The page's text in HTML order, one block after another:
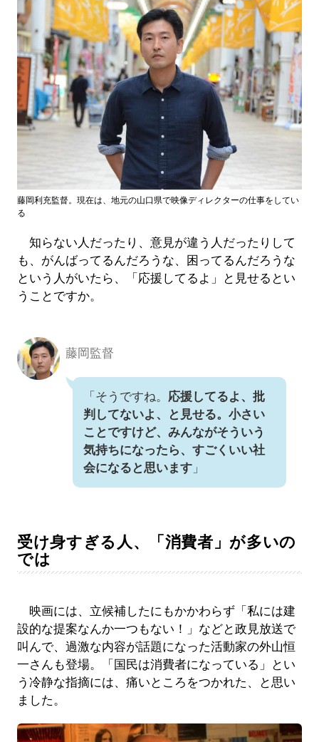
藤岡利充監督。現在は、地元の山口県で映像ディレクターの仕事をしてい
る
知らない人だったり、意見が違う人だったりして
も、がんばってるんだろうな、困ってるんだろうな
という人がいたら、「応援してるよ」と見せるとい
うことですか。
藤岡監督
「そうですね。 応援してるよ、批
判してないよ、と見せる。小さい
ことですけど、みんながそういう
気持ちになったら、すごくいい社
会になると思います」
受け身すぎる人、「消費者」が多いの
では
映画には、立候補したにもかかわらず「私には建
設的な提案なんか一つもない！」などと政見放送で
叫んで、過激な内容が話題になった活動家の外山恒
一さんも登場。「国民は消費者になっている」とい
う冷静な指摘には、痛いところをつかれた、と思い
ました。